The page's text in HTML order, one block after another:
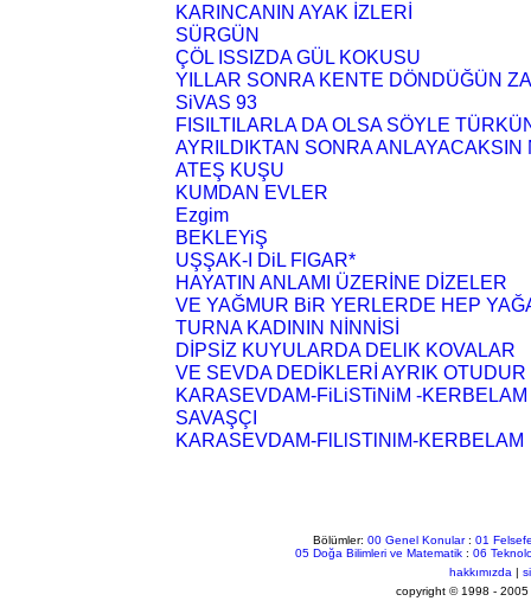
KARINCANIN AYAK İZLERİ
SÜRGÜN
ÇÖL ISSIZDA GÜL KOKUSU
YILLAR SONRA KENTE DÖNDÜĞÜN
SiVAS 93
FISILTILARLA DA OLSA SÖYLE
AYRILDIKTAN SONRA ANLAYACAKSIN
ATEŞ KUŞU
KUMDAN EVLER
Ezgim
BEKLEYiŞ
UŞŞAK-I DiL FlGAR*
HAYATIN ANLAMI ÜZERİNE DİZELER
VE YAĞMUR BiR YERLERDE HEP
TURNA KADININ NİNNİSİ
DİPSİZ KUYULARDA DELlK KOVALAR
VE SEVDA DEDİKLERİ AYRIK OTUDUR
KARASEVDAM-FiLiSTiNiM -KERBELAM
SAVAŞÇI
KARASEVDAM-FlLlSTlNlM-KERBELAM
Bölümler: 00 Genel Konular: 01
05 Doğa Bilimleri ve Matematik: 06
hakkımızda |
copyright © 1998 - 2005